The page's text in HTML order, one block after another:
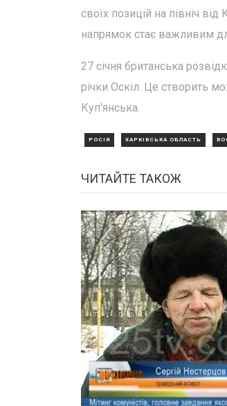
своїх позицій на північ
напрямок стає важливим
27 січня британська
річки Оскіл. Це створить
Куп'янська.
РОСІЯ ХАРКІВСЬКА ОБЛАСТЬ
ЧИТАЙТЕ ТАКОЖ